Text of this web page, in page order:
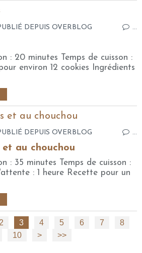
DEPUIS OVERBLOG …
: 20 minutes Temps de cuisson :
environ 12 cookies Ingrédients
DEPUIS OVERBLOG …
au chouchou
: 35 minutes Temps de cuisson :
: 1 heure Recette pour un
2 3 4 5 6 7
8
10 20
30
40
50
> >>